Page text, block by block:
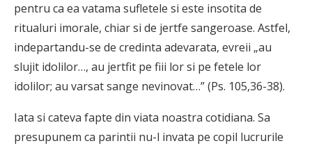
pentru ca ea vatama sufletele si este insotita de
ritualuri imorale, chiar si de jertfe sangeroase. Astfel,
indepartandu-se de credinta adevarata, evreii „au
slujit idolilor…, au jertfit pe fiii lor si pe fetele lor
idolilor; au varsat sange nevinovat…” (Ps. 105,36-38).
Iata si cateva fapte din viata noastra cotidiana. Sa
presupunem ca parintii nu-l invata pe copil lucrurile